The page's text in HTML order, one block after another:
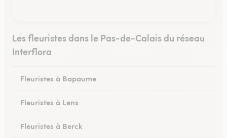
Les fleuristes dans le Pas-de-Calais du réseau
Interflora
Fleuristes à Bapaume
Fleuristes à Lens
Fleuristes à Berck